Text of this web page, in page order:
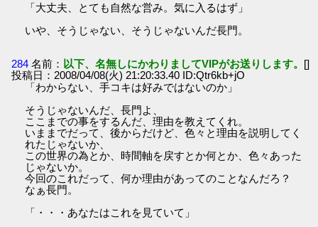
「大丈夫、とても自然な営み。気に入るはず」
いや、そうじゃない、そうじゃないんだ長門。
284 名前： 以下、名無しにかわりましてVIPがお送りします。 []
投稿日：2008/04/08(火) 21:20:33.40 ID:Qtr6kb+jO
「わからない、手コキは好みではないのか」
そうじゃないんだ、長門よ、
ここまでの事をするんだ、理由を教えてくれ。
いままでだって、後からだけど、色々と理由を説明してく
れたじゃないか、
この世界の為とか、時間軸を戻すとか何とか、色々あった
じゃないか。
今回のこれだって、何か理由があってのことなんだろ？
なぁ長門。
「・・・あなたはこれを見ていて」